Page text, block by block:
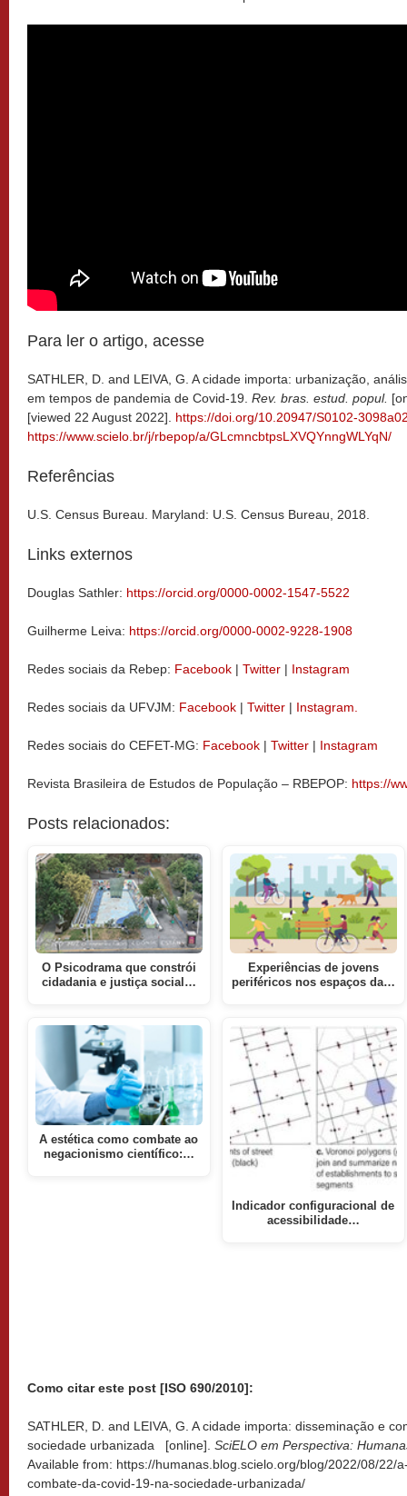
Para ler o artigo, acesse
SATHLER, D. and LEIVA, G. A cidade importa: urbanização,
em tempos de pandemia de Covid-19. Rev. bras. estud. popul.
[viewed 22 August 2022]. https://doi.org/10.20947/S0102-
https://www.scielo.br/j/rbepop/a/GLcmncbtpsLXVQYnngWLYqN/
Referências
U.S. Census Bureau. Maryland: U.S. Census Bureau, 2018.
Links externos
Douglas Sathler: https://orcid.org/0000-0002-1547-5522
Guilherme Leiva: https://orcid.org/0000-0002-9228-1908
Redes sociais da Rebep: Facebook | Twitter | Instagram
Redes sociais da UFVJM: Facebook | Twitter | Instagram.
Redes sociais do CEFET-MG: Facebook | Twitter | Instagram
Revista Brasileira de Estudos de População – RBEPOP: https://
Posts relacionados:
O Psicodrama que constrói
cidadania e justiça social…
A estética como combate ao
negacionismo científico:…
Experiências de jovens
periféricos nos espaços da…
Indicador configuracional de
acessibilidade…
Como citar este post [ISO 690/2010]:
SATHLER, D. and LEIVA, G. A cidade importa: disseminação e
sociedade urbanizada [online]. SciELO em Perspectiva:
Available from: https://humanas.blog.scielo.org/blog/2022/08/22/
combate-da-covid-19-na-sociedade-urbanizada/